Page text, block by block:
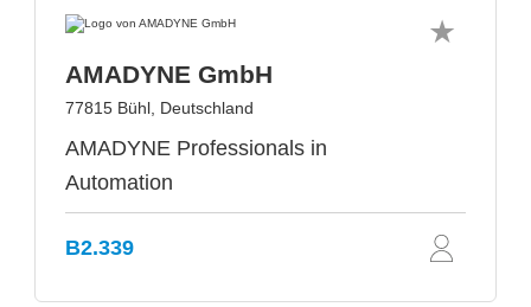
AMADYNE GmbH
77815 Bühl, Deutschland
AMADYNE Professionals in
Automation
B2.339